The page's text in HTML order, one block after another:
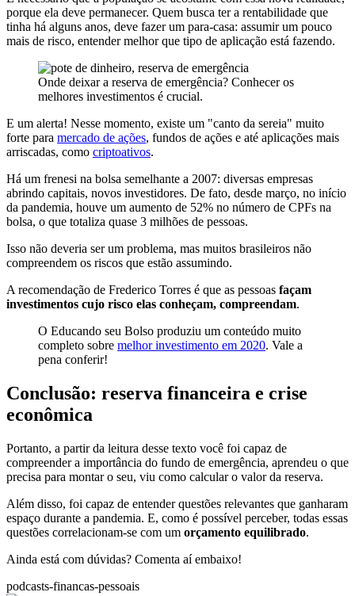
porque ela deve permanecer. Quem busca ter a rentabilidade que
tinha há alguns anos, deve fazer um para-casa: assumir um pouco
mais de risco, entender melhor que tipo de aplicação está fazendo.
Onde deixar a reserva de emergência? Conhecer os
melhores investimentos é crucial.
E um alerta! Nesse momento, existe um "canto da sereia" muito
forte para mercado de ações, fundos de ações e até aplicações mais
arriscadas, como criptoativos.
Há um frenesi na bolsa semelhante a 2007: diversas empresas
abrindo capitais, novos investidores. De fato, desde março, no início
da pandemia, houve um aumento de 52% no número de CPFs na
bolsa, o que totaliza quase 3 milhões de pessoas.
Isso não deveria ser um problema, mas muitos brasileiros não
compreendem os riscos que estão assumindo.
A recomendação de Frederico Torres é que as pessoas façam
investimentos cujo risco elas conheçam, compreendam.
O Educando seu Bolso produziu um conteúdo muito
completo sobre melhor investimento em 2020. Vale a
pena conferir!
Conclusão: reserva financeira e crise
econômica
Portanto, a partir da leitura desse texto você foi capaz de
compreender a importância do fundo de emergência, aprendeu o que
precisa para montar o seu, viu como calcular o valor da reserva.
Além disso, foi capaz de entender questões relevantes que ganharam
espaço durante a pandemia. E, como é possível perceber, todas essas
questões correlacionam-se com um orçamento equilibrado.
Ainda está com dúvidas? Comenta aí embaixo!
podcasts-financas-pessoais